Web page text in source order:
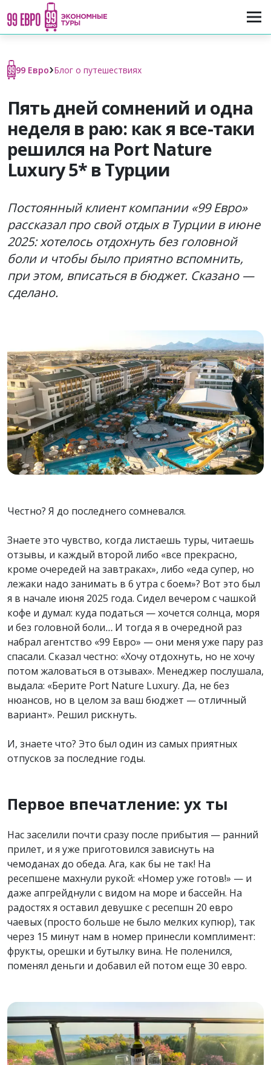
99 Евро›Блог о путешествиях
Пять дней сомнений и одна
неделя в раю: как я все-таки
решился на Port Nature
Luxury 5* в Турции
Постоянный клиент компании «99 Евро»
рассказал про свой отдых в Турции в июне
2025: хотелось отдохнуть без головной
боли и чтобы было приятно вспомнить,
при этом, вписаться в бюджет. Сказано —
сделано.
Честно? Я до последнего сомневался.
Знаете это чувство, когда листаешь туры, читаешь
отзывы, и каждый второй либо «все прекрасно,
кроме очередей на завтраках», либо «еда супер, но
лежаки надо занимать в 6 утра с боем»? Вот это был
я в начале июня 2025 года. Сидел вечером с чашкой
кофе и думал: куда податься — хочется солнца, моря
и без головной боли… И тогда я в очередной раз
набрал агентство «99 Евро» — они меня уже пару раз
спасали. Сказал честно: «Хочу отдохнуть, но не хочу
потом жаловаться в отзывах». Менеджер послушала,
выдала: «Берите Port Nature Luxury. Да, не без
нюансов, но в целом за ваш бюджет — отличный
вариант». Решил рискнуть.
И, знаете что? Это был один из самых приятных
отпусков за последние годы.
Первое впечатление: ух ты
Нас заселили почти сразу после прибытия — ранний
прилет, и я уже приготовился зависнуть на
чемоданах до обеда. Ага, как бы не так! На
ресепшене махнули рукой: «Номер уже готов!» — и
даже апгрейднули с видом на море и бассейн. На
радостях я оставил девушке с ресепшн 20 евро
чаевых (просто больше не было мелких купюр), так
через 15 минут нам в номер принесли комплимент:
фрукты, орешки и бутылку вина. Не поленился,
поменял деньги и добавил ей потом еще 30 евро.